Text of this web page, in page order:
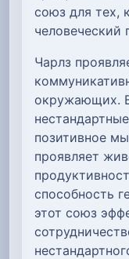
союз для тех,
человеческий
Чарлз
окружающих.
позитивное
проявляет
способность
этот союз